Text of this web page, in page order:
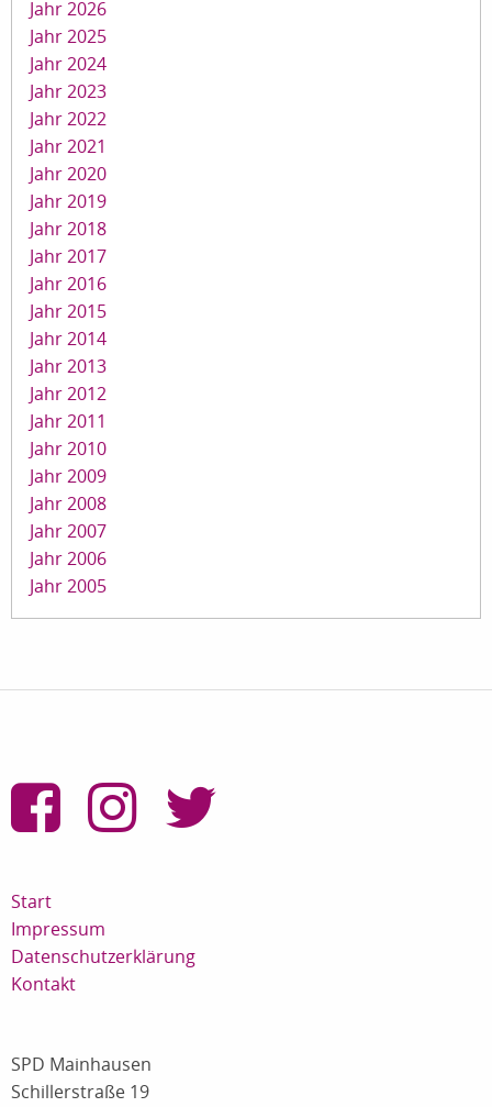
Jahr 2026
Jahr 2025
Jahr 2024
Jahr 2023
Jahr 2022
Jahr 2021
Jahr 2020
Jahr 2019
Jahr 2018
Jahr 2017
Jahr 2016
Jahr 2015
Jahr 2014
Jahr 2013
Jahr 2012
Jahr 2011
Jahr 2010
Jahr 2009
Jahr 2008
Jahr 2007
Jahr 2006
Jahr 2005
Start
Impressum
Datenschutzerklärung
Kontakt
SPD Mainhausen
Schillerstraße 19